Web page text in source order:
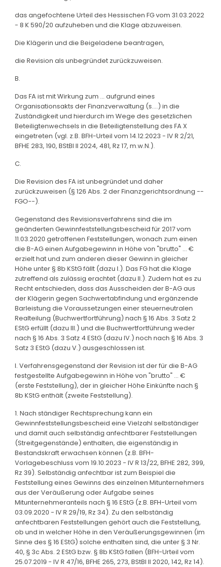
das angefochtene Urteil des Hessischen FG vom 31.03.2022
- 8 K 590/20 aufzuheben und die Klage abzuweisen.
Die Klägerin und die Beigeladene beantragen,
die Revision als unbegründet zurückzuweisen.
B.
Das FA ist mit Wirkung zum ... aufgrund eines
Organisationsakts der Finanzverwaltung (s....) in die
Zuständigkeit und hierdurch im Wege des gesetzlichen
Beteiligtenwechsels in die Beteiligtenstellung des FA X
eingetreten (vgl. z.B. BFH-Urteil vom 14.12.2023 - IV R 2/21,
BFHE 283, 190, BStBl II 2024, 481, Rz 17, m.w.N.).
C.
Die Revision des FA ist unbegründet und daher
zurückzuweisen (§ 126 Abs. 2 der Finanzgerichtsordnung --
FGO--).
Gegenstand des Revisionsverfahrens sind die im
geänderten Gewinnfeststellungsbescheid für 2017 vom
11.03.2020 getroffenen Feststellungen, wonach zum einen
die B-AG einen Aufgabegewinn in Höhe von "brutto" ... €
erzielt hat und zum anderen dieser Gewinn in gleicher
Höhe unter § 8b KStG fällt (dazu I.). Das FG hat die Klage
zutreffend als zulässig erachtet (dazu II.). Zudem hat es zu
Recht entschieden, dass das Ausscheiden der B-AG aus
der Klägerin gegen Sachwertabfindung und ergänzende
Barleistung die Voraussetzungen einer steuerneutralen
Realteilung (Buchwertfortführung) nach § 16 Abs. 3 Satz 2
EStG erfüllt (dazu III.) und die Buchwertfortführung weder
nach § 16 Abs. 3 Satz 4 EStG (dazu IV.) noch nach § 16 Abs. 3
Satz 3 EStG (dazu V.) ausgeschlossen ist.
I. Verfahrensgegenstand der Revision ist der für die B-AG
festgestellte Aufgabegewinn in Höhe von "brutto" ... €
(erste Feststellung), der in gleicher Höhe Einkünfte nach §
8b KStG enthält (zweite Feststellung).
1. Nach ständiger Rechtsprechung kann ein
Gewinnfeststellungsbescheid eine Vielzahl selbständiger
und damit auch selbständig anfechtbarer Feststellungen
(Streitgegenstände) enthalten, die eigenständig in
Bestandskraft erwachsen können (z.B. BFH-
Vorlagebeschluss vom 19.10.2023 - IV R 13/22, BFHE 282, 399,
Rz 39). Selbständig anfechtbar ist zum Beispiel die
Feststellung eines Gewinns des einzelnen Mitunternehmers
aus der Veräußerung oder Aufgabe seines
Mitunternehmeranteils nach § 16 EStG (z.B. BFH-Urteil vom
03.09.2020 - IV R 29/19, Rz 34). Zu den selbständig
anfechtbaren Feststellungen gehört auch die Feststellung,
ob und in welcher Höhe in den Veräußerungsgewinnen (im
Sinne des § 16 EStG) solche enthalten sind, die unter § 3 Nr.
40, § 3c Abs. 2 EStG bzw. § 8b KStG fallen (BFH-Urteil vom
25.07.2019 - IV R 47/16, BFHE 265, 273, BStBl II 2020, 142, Rz 14).